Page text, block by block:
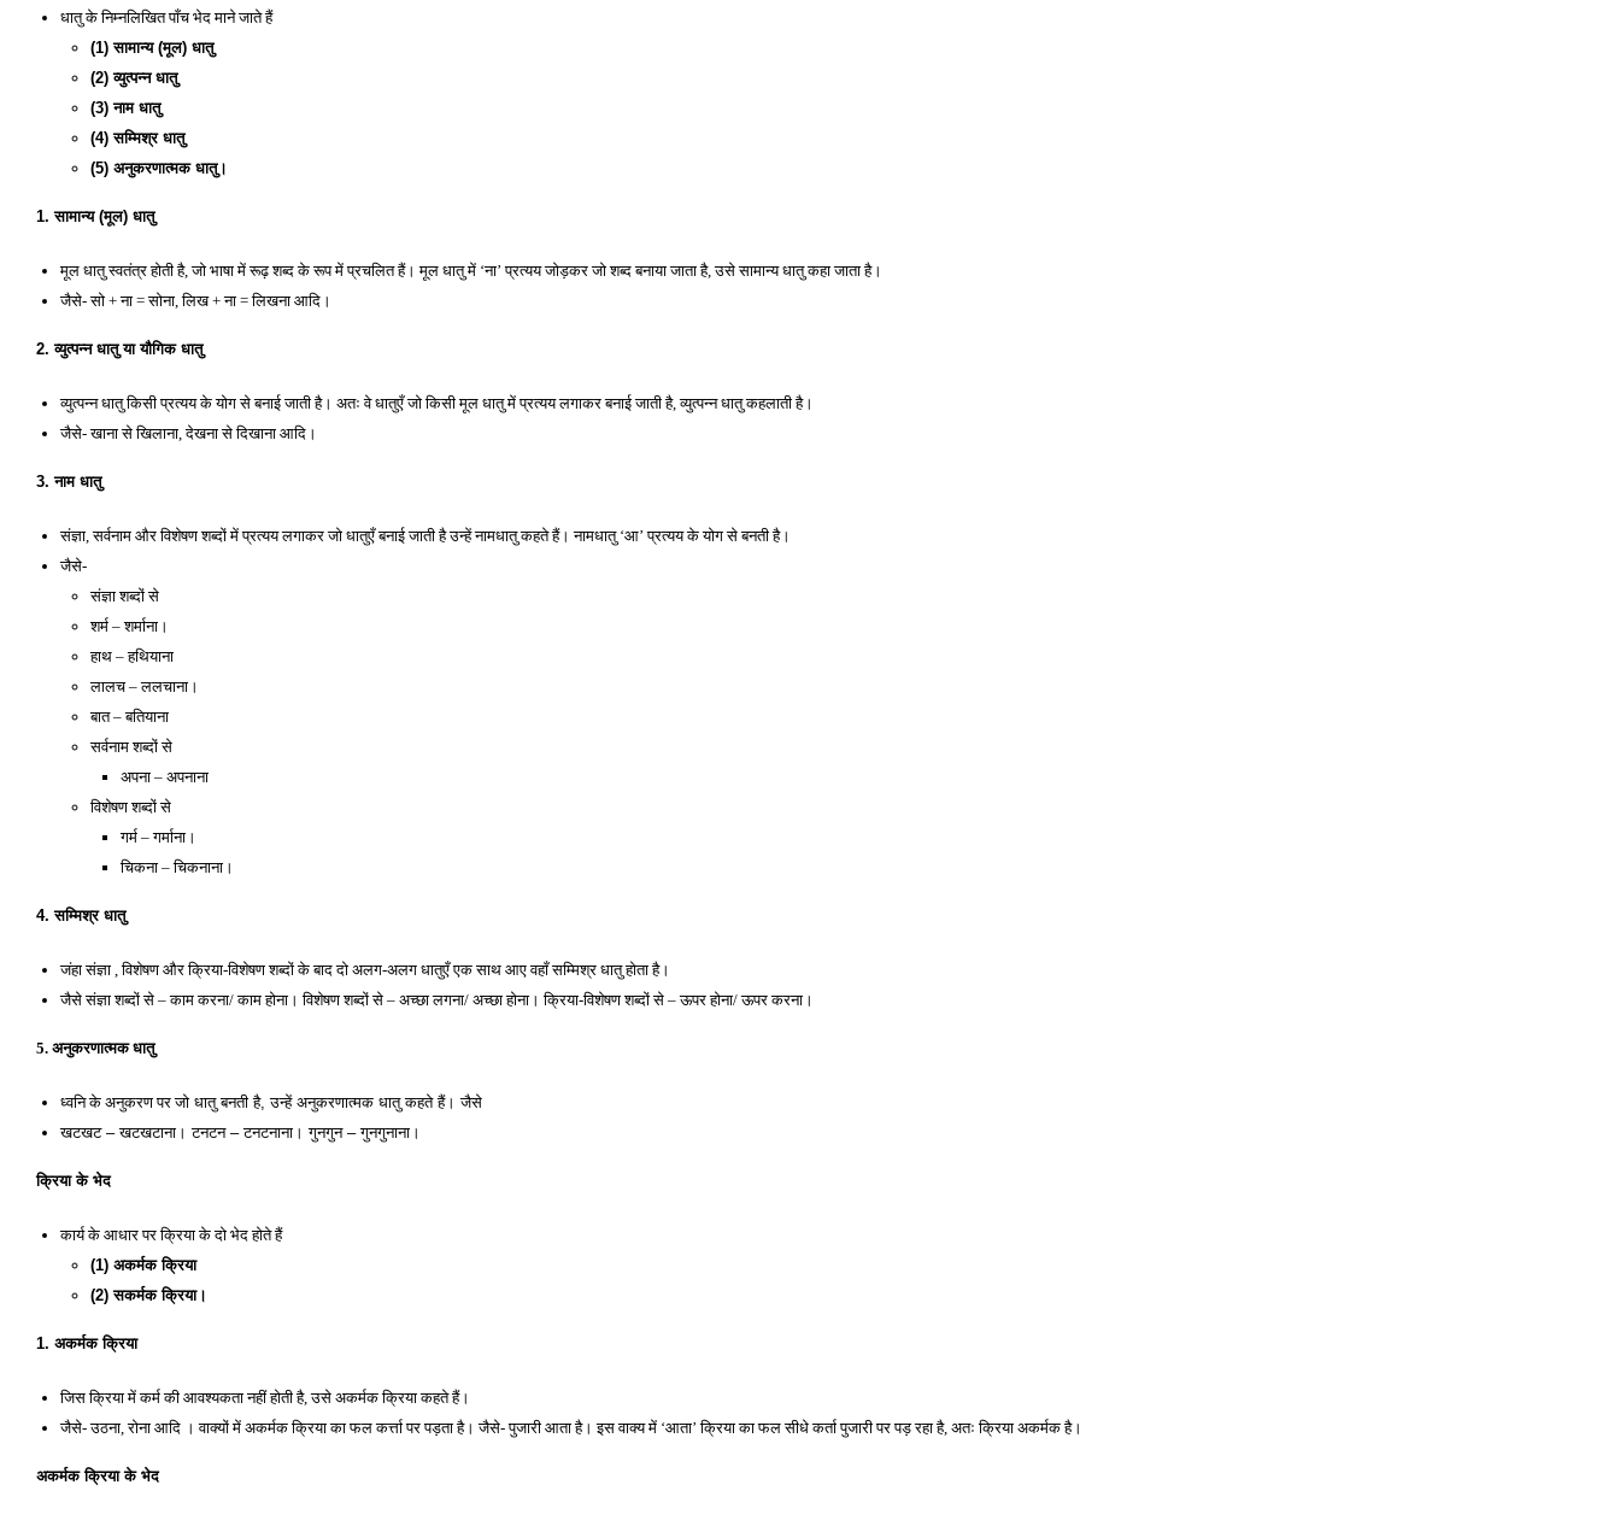
धातु के निम्नलिखित पाँच भेद माने जाते हैं
(1) सामान्य (मूल) धातु
(2) व्युत्पन्न धातु
(3) नाम धातु
(4) सम्मिश्र धातु
(5) अनुकरणात्मक धातु।
1. सामान्य (मूल) धातु
मूल धातु स्वतंत्र होती है, जो भाषा में रूढ़ शब्द के रूप में प्रचलित हैं। मूल धातु में ‘ना’ प्रत्यय जोड़कर जो शब्द बनाया जाता है, उसे सामान्य धातु कहा जाता है।
जैसे- सो + ना = सोना, लिख + ना = लिखना आदि।
2. व्युत्पन्न धातु या यौगिक धातु
व्युत्पन्न धातु किसी प्रत्यय के योग से बनाई जाती है। अतः वे धातुएँ जो किसी मूल धातु में प्रत्यय लगाकर बनाई जाती है, व्युत्पन्न धातु कहलाती है।
जैसे- खाना से खिलाना, देखना से दिखाना आदि।
3. नाम धातु
संज्ञा, सर्वनाम और विशेषण शब्दों में प्रत्यय लगाकर जो धातुएँ बनाई जाती है उन्हें नामधातु कहते हैं। नामधातु ‘आ’ प्रत्यय के योग से बनती है।
जैसे-
संज्ञा शब्दों से
शर्म – शर्माना।
हाथ – हथियाना
लालच – ललचाना।
बात – बतियाना
सर्वनाम शब्दों से
अपना – अपनाना
विशेषण शब्दों से
गर्म – गर्माना।
चिकना – चिकनाना।
4. सम्मिश्र धातु
जंहा संज्ञा , विशेषण और क्रिया-विशेषण शब्दों के बाद दो अलग-अलग धातुएँ एक साथ आए वहाँ सम्मिश्र धातु होता है।
जैसे संज्ञा शब्दों से – काम करना/ काम होना। विशेषण शब्दों से – अच्छा लगना/ अच्छा होना। क्रिया-विशेषण शब्दों से – ऊपर होना/ ऊपर करना।
5. अनुकरणात्मक धातु
ध्वनि के अनुकरण पर जो धातु बनती है, उन्हें अनुकरणात्मक धातु कहते हैं। जैसे
खटखट – खटखटाना। टनटन – टनटनाना। गुनगुन – गुनगुनाना।
क्रिया के भेद
कार्य के आधार पर क्रिया के दो भेद होते हैं
(1) अकर्मक क्रिया
(2) सकर्मक क्रिया।
1. अकर्मक क्रिया
जिस क्रिया में कर्म की आवश्यकता नहीं होती है, उसे अकर्मक क्रिया कहते हैं।
जैसे- उठना, रोना आदि । वाक्यों में अकर्मक क्रिया का फल कर्त्ता पर पड़ता है। जैसे- पुजारी आता है। इस वाक्य में ‘आता’ क्रिया का फल सीधे कर्ता पुजारी पर पड़ रहा है, अतः क्रिया अकर्मक है।
अकर्मक क्रिया के भेद